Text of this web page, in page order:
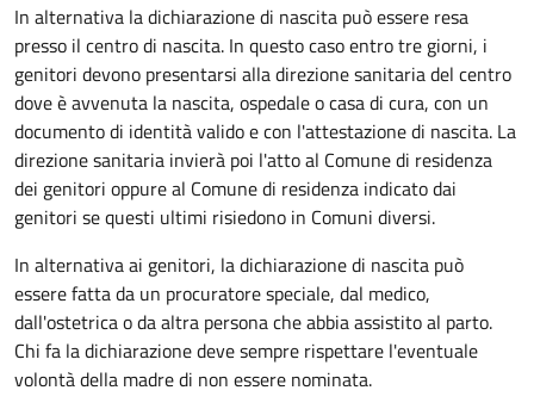
In alternativa la dichiarazione di nascita può essere resa
presso il centro di nascita. In questo caso entro tre giorni, i
genitori devono presentarsi alla direzione sanitaria del centro
dove è avvenuta la nascita, ospedale o casa di cura, con un
documento di identità valido e con l'attestazione di nascita. La
direzione sanitaria invierà poi l'atto al Comune di residenza
dei genitori oppure al Comune di residenza indicato dai
genitori se questi ultimi risiedono in Comuni diversi.
In alternativa ai genitori, la dichiarazione di nascita può
essere fatta da un procuratore speciale, dal medico,
dall'ostetrica o da altra persona che abbia assistito al parto.
Chi fa la dichiarazione deve sempre rispettare l'eventuale
volontà della madre di non essere nominata.